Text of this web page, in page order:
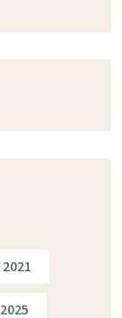
2021
2025